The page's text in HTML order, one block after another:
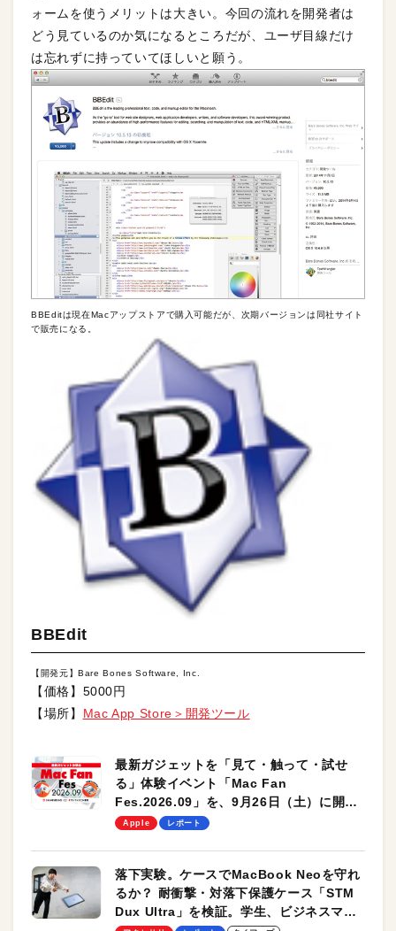
ォームを使うメリットは大きい。今回の流れを開発者は
どう見ているのか気になるところだが、ユーザ目線だけ
は忘れずに持っていてほしいと願う。
BBEditは現在Macアップストアで購入可能だが、次期バージョンは同社サイト
で販売になる。
BBEdit
【開発元】Bare Bones Software, Inc.
【価格】5000円
【場所】 Mac App Store＞開発ツール
最新ガジェットを「見て・触って・試せ
る」体験イベント「Mac Fan
Fes.2026.09」を、9月26日（土）に開催
します！
Apple レポート
落下実験。ケースでMacBook Neoを守れ
るか？ 耐衝撃・対落下保護ケース「STM
Dux Ultra」を検証。学生、ビジネスマン